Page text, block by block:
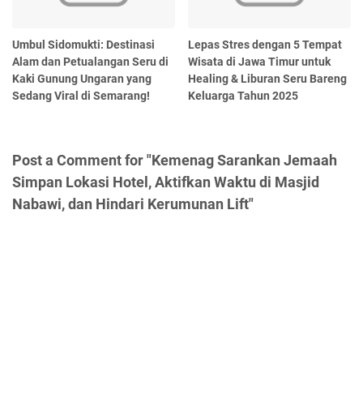
Umbul Sidomukti: Destinasi
Alam dan Petualangan Seru di
Kaki Gunung Ungaran yang
Sedang Viral di Semarang!
Lepas Stres dengan 5 Tempat
Wisata di Jawa Timur untuk
Healing & Liburan Seru Bareng
Keluarga Tahun 2025
Post a Comment for "Kemenag Sarankan Jemaah
Simpan Lokasi Hotel, Aktifkan Waktu di Masjid
Nabawi, dan Hindari Kerumunan Lift"